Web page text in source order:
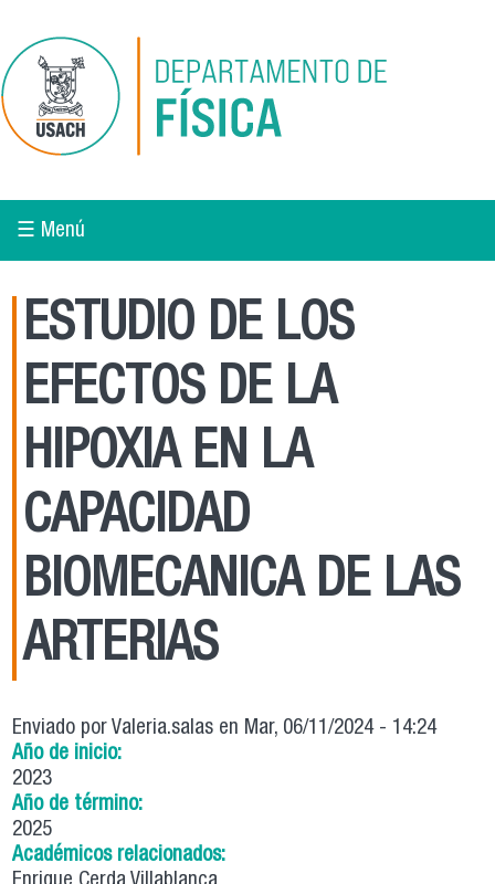
☰ Menú
ESTUDIO DE LOS
EFECTOS DE LA
HIPOXIA EN LA
CAPACIDAD
BIOMECANICA DE LAS
ARTERIAS
Enviado porValeria.salas en Mar, 06/11/2024 - 14:24
Año de inicio:
2023
Año de término:
2025
Académicos relacionados: